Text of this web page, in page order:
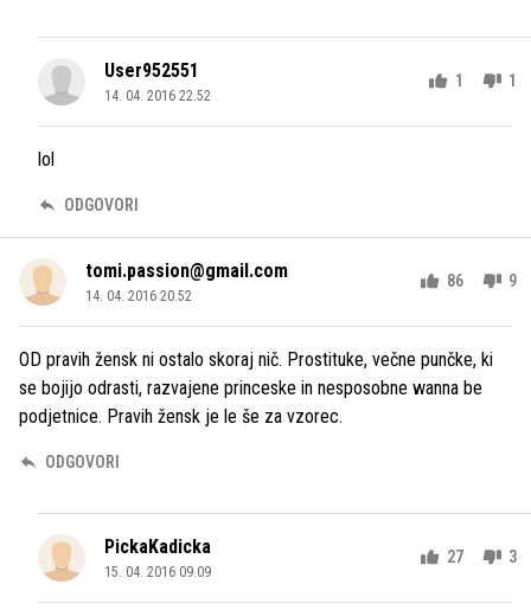
User952551
14. 04. 2016 22.52
1 1
lol
ODGOVORI
tomi.passion@gmail.com
14. 04. 2016 20.52
86 9
OD pravih žensk ni ostalo skoraj nič. Prostituke, večne punčke, ki
se bojijo odrasti, razvajene princeske in nesposobne wanna be
podjetnice. Pravih žensk je le še za vzorec.
ODGOVORI
PickaKadicka
15. 04. 2016 09.09
27 3